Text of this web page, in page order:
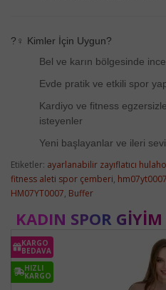
?‍♀️ Kimler İçin Uygun?
Bel ve karın bölgesinde
Evde pratik ve etkili spor
Kardiyo ve fitness
isteyenler
Yeni başlayanlar ve ileri
Etiketler: ayarlanabilir zayıflatıcı
fitness aleti spor çemberi,
HM07YT0007, Buffer
KADIN SPOR GIYIM
KARGO
BEDAVA
HIZLI
KARGO